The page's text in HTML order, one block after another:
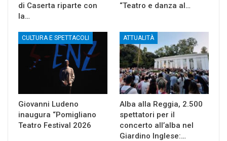
di Caserta riparte con
la…
“Teatro e danza al…
CULTURA E SPETTACOLI
Giovanni Ludeno
inaugura “Pomigliano
Teatro Festival 2026
ATTUALITÀ
Alba alla Reggia, 2.500
spettatori per il
concerto all’alba nel
Giardino Inglese:…